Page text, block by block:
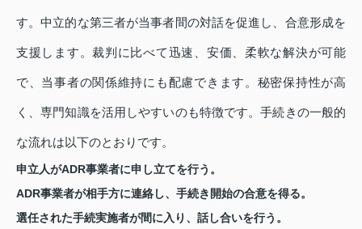
す。中立的な第三者が当事者間の対話を促進し、合意形成を
支援します。裁判に比べて迅速、安価、柔軟な解決が可能
で、当事者の関係維持にも配慮できます。秘密保持性が高
く、専門知識を活用しやすいのも特徴です。手続きの一般的
な流れは以下のとおりです。
申立人がADR事業者に申し立てを行う。
ADR事業者が相手方に連絡し、手続き開始の合意を得る。
選任された手続実施者が間に入り、話し合いを行う。